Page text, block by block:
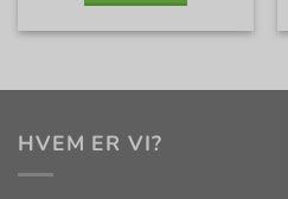
HVEM ER VI?